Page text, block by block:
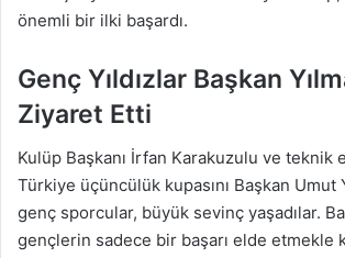
önemli bir ilki başardı.
Genç Yıldızlar Başkan
Ziyaret Etti
Kulüp Başkanı İrfan Karakuzulu ve teknik
Türkiye üçüncülük kupasını Başkan Umut
genç sporcular, büyük sevinç yaşadılar.
gençlerin sadece bir başarı elde etmekle